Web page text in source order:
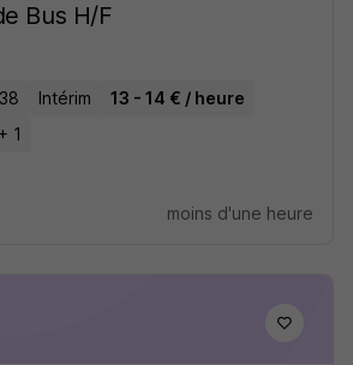
Bus H/F
Intérim
13 - 14 € / heure
+ 1
moins d'une heure